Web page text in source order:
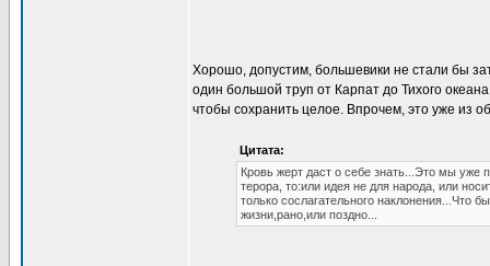
Хорошо, допустим, большевики не стали бы
один большой труп от Карпат до Тихого
чтобы сохранить целое. Впрочем, это уже из
Цитата:
Кровь жерт даст о себе знать...Это мы уже
терора, то:или идея не для народа, или
только сослагательного
жизни,рано,или поздно...